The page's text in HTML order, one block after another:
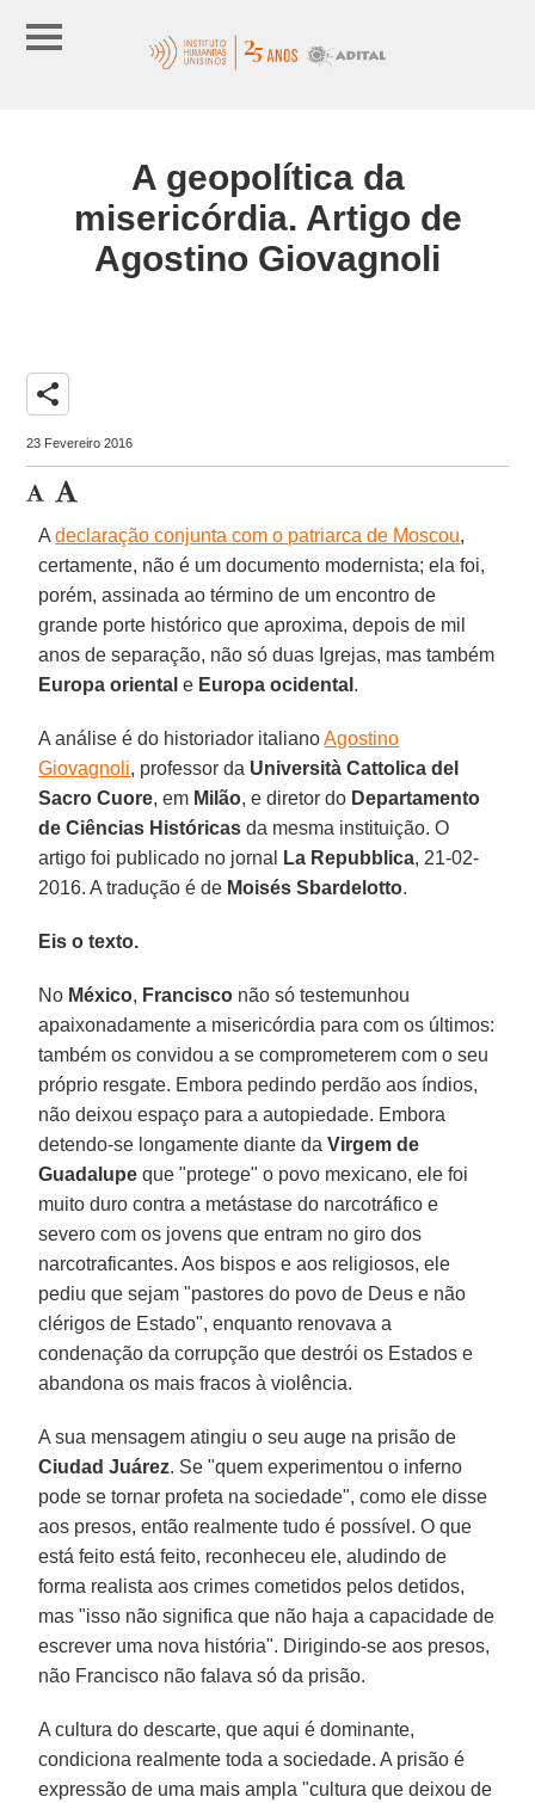
A geopolítica da
misericórdia. Artigo de
Agostino Giovagnoli
share
23 Fevereiro 2016
Adeclaração conjunta com o patriarca de Moscou,
certamente, não é um documento modernista; ela foi,
porém, assinada ao término de um encontro de
grande porte histórico que aproxima, depois de mil
anos de separação, não só duas Igrejas, mas também
Europa oriental e Europa ocidental .
A análise é do historiador italianoAgostino
Giovagnoli, professor da Università Cattolica del
Sacro Cuore, em Milão, e diretor do Departamento
de Ciências Históricas da mesma instituição. O
artigo foi publicado no jornal
La Repubblica, 21-02-
2016. A tradução é de Moisés Sbardelotto.
Eis o texto.
No México, Francisco não só testemunhou
apaixonadamente a misericórdia para com os últimos:
também os convidou a se comprometerem com o seu
próprio resgate. Embora pedindo perdão aos índios,
não deixou espaço para a autopiedade. Embora
detendo-se longamente diante daVirgem de
Guadalupe que "protege" o povo mexicano, ele foi
muito duro contra a metástase do narcotráfico e
severo com os jovens que entram no giro dos
narcotraficantes. Aos bispos e aos religiosos, ele
pediu que sejam "pastores do povo de Deus e não
clérigos de Estado", enquanto renovava a
condenação da corrupção que destrói os Estados e
abandona os mais fracos à violência.
A sua mensagem atingiu o seu auge na prisão de
Ciudad Juárez. Se "quem experimentou o inferno
pode se tornar profeta na sociedade", como ele disse
aos presos, então realmente tudo é possível. O que
está feito está feito, reconheceu ele, aludindo de
forma realista aos crimes cometidos pelos detidos,
mas "isso não significa que não haja a capacidade de
escrever uma nova história". Dirigindo-se aos presos,
não Francisco não falava só da prisão.
A cultura do descarte, que aqui é dominante,
condiciona realmente toda a sociedade. A prisão é
expressão de uma mais ampla "cultura que deixou de